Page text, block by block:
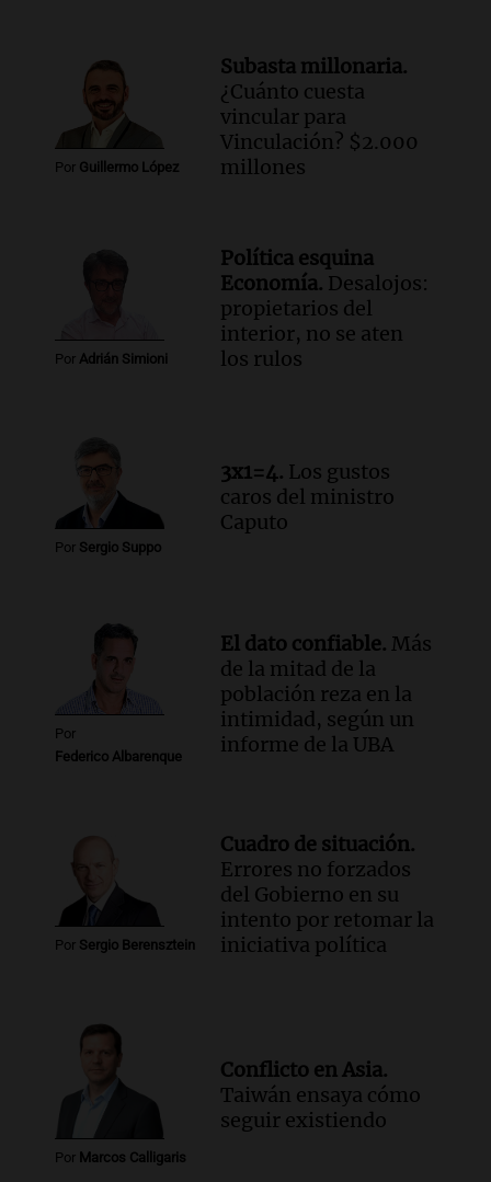
Audio.Detuvieron al agresor que golpeó
brutalmente al anciano de 88 años para
robarle en Concepción
Panorama Federal
Moyano para levantar la perimetral
sobre Candela Arizaga
Panorama Federal
Audio.Iliana Lick, la argentina detenida
por el ICE, obtuvo la libertad bajo fianza
Episodios
Por Guillermo López
Subasta millonaria.
¿Cuánto cuesta
vincular para
Vinculación? $2.000
millones
Por Adrián Simioni
Política esquina
Economía. Desalojos:
propietarios del
interior, no se aten
los rulos
Por Sergio Suppo
3x1=4. Los gustos
caros del ministro
Caputo
Por
Federico Albarenque
El dato confiable. Más
de la mitad de la
población reza en la
intimidad, según un
informe de la UBA
Por Sergio Berensztein
Cuadro de situación.
Errores no forzados
del Gobierno en su
intento por retomar la
iniciativa política
Por Marcos Calligaris
Conflicto en Asia.
Taiwán ensaya cómo
seguir existiendo